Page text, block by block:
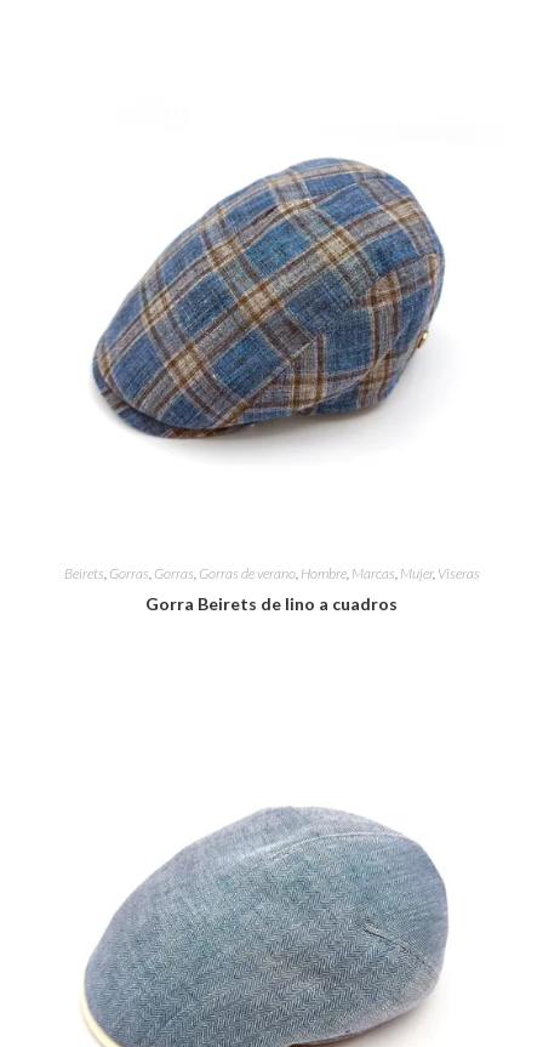
Beirets Gorras Gorras Gorras de verano, Hombre, Marcas Mujer, Viseras
Gorra Beirets de lino a cuadros